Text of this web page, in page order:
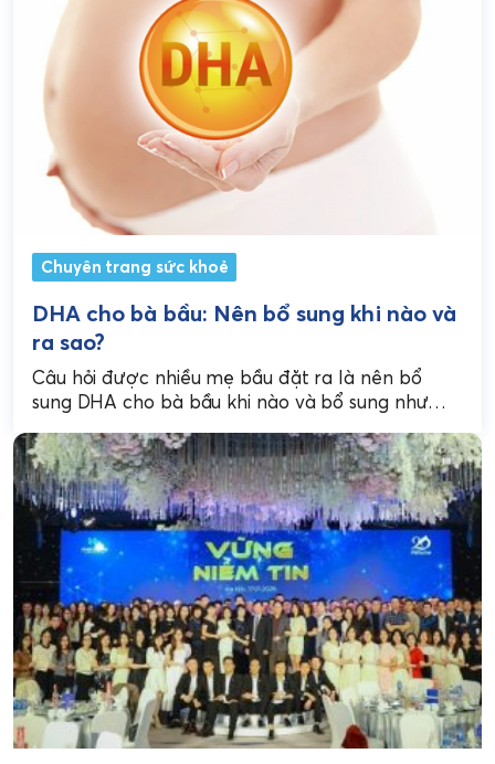
Chuyên trang sức khoẻ
DHA cho bà bầu: Nên bổ sung khi nào và
ra sao?
Câu hỏi được nhiều mẹ bầu đặt ra là nên bổ
sung DHA cho bà bầu khi nào và bổ sung như